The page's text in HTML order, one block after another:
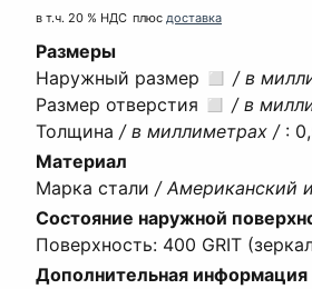
в т.ч. 20 % НДС плюс доставка
Размеры
Наружный размер ◻ / в
Размер отверстия ◻ / в
Толщина / в миллиметрах / :
Материал
Марка стали / Американский
Состояние наружной
Поверхность: 400 GRIT
Дополнительная информация